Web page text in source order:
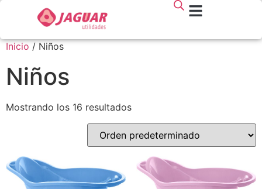
Inicio / Niños
Niños
Mostrando los 16 resultados